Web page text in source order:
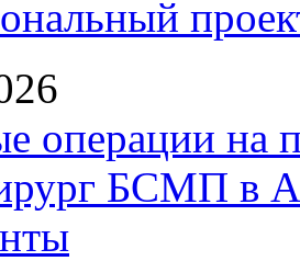
операции на
БСМП в